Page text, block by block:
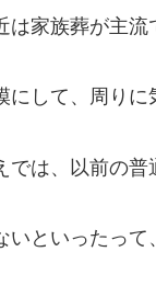
家族葬が主流
して、周りに
は、以前の普
といったって